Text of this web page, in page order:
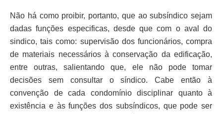
Não há como proibir, portanto, que ao subsíndico sejam
dadas funções especificas, desde que com o aval do
sindico, tais como: supervisão dos funcionários, compra
de materiais necessários à conservação da edificação,
entre outras, salientando que, ele não pode tomar
decisões sem consultar o síndico. Cabe então à
convenção de cada condomínio disciplinar quanto à
existência e às funções dos subsíndicos, que pode ser